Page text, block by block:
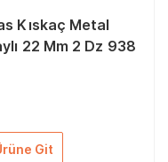
Kıskaç Metal
22 Mm 2 Dz 938
Git